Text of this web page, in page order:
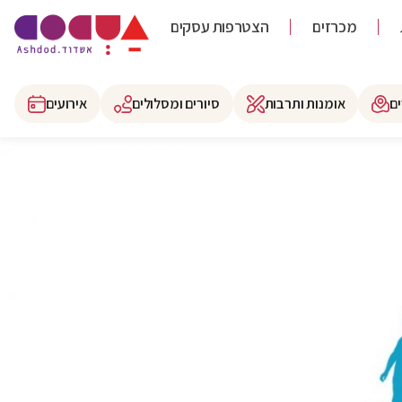
הצטרפות עסקים מכרזים
אירועים סיורים ומסלולים אומנות ותרבות